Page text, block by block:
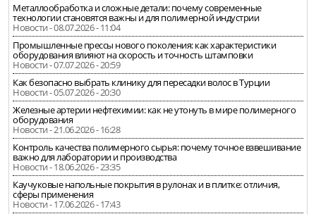
Металлообработка и сложные детали: почему современные
технологии становятся важны и для полимерной индустрии
Новости - 08.07.2026 - 11:04
Промышленные прессы нового поколения: как характеристики
оборудования влияют на скорость и точность штамповки
Новости - 07.07.2026 - 20:59
Как безопасно выбрать клинику для пересадки волос в Турции
Новости - 05.07.2026 - 20:30
Железные артерии нефтехимии: как не утонуть в мире полимерного
оборудования
Новости - 21.06.2026 - 16:28
Контроль качества полимерного сырья: почему точное взвешивание
важно для лаборатории и производства
Новости - 18.06.2026 - 23:35
Каучуковые напольные покрытия в рулонах и в плитке: отличия,
сферы применения
Новости - 17.06.2026 - 17:43